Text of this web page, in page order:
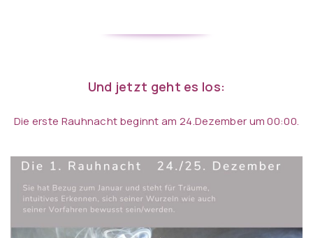
Und jetzt geht es los:
Die erste Rauhnacht beginnt am 24.Dezember um 00:00.